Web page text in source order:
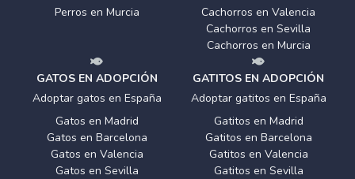
Perros en Murcia
Cachorros en Valencia
Cachorros en Sevilla
Cachorros en Murcia
GATOS EN ADOPCIÓN
Adoptar gatos en España
Gatos en Madrid
Gatos en Barcelona
Gatos en Valencia
Gatos en Sevilla
GATITOS EN ADOPCIÓN
Adoptar gatitos en España
Gatitos en Madrid
Gatitos en Barcelona
Gatitos en Valencia
Gatitos en Sevilla